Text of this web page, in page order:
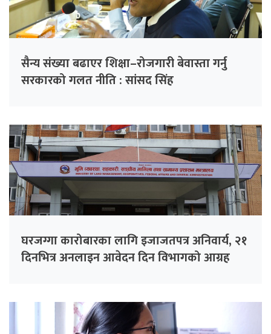
सैन्य संख्या बढाएर शिक्षा–रोजगारी बेवास्ता गर्नु
सरकारको गलत नीति : सांसद सिंह
घरजग्गा कारोबारका लागि इजाजतपत्र अनिवार्य, २१
दिनभित्र अनलाइन आवेदन दिन विभागको आग्रह